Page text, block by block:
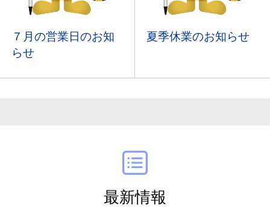
７月の営業日のお知
らせ
夏季休業のお知らせ
最新情報